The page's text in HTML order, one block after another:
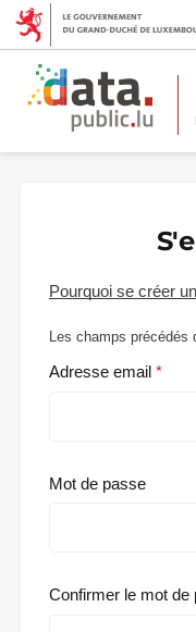
Pourquoi se créer
Les champs précédés
Adresse email
Mot de passe
Confirmer le mot de